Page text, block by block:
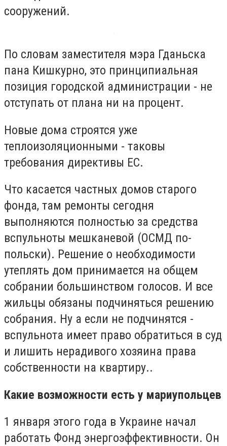
сооружений.
По словам заместителя мэра Гданьска
пана Кишкурно, это принципиальная
позиция городской администрации - не
отступать от плана ни на процент.
Новые дома строятся уже
теплоизоляционными - таковы
требования директивы ЕС.
Что касается частных домов старого
фонда, там ремонты сегодня
выполняются полностью за средства
вспульноты мешканевой (ОСМД по-
польски). Решение о необходимости
утеплять дом принимается на общем
собрании большинством голосов. И все
жильцы обязаны подчиняться решению
собрания. Ну а если не подчинятся -
вспульнота имеет право обратиться в суд
и лишить нерадивого хозяина права
собственности на квартиру..
Какие возможности есть у мариупольцев
1 января этого года в Украине начал
работать Фонд энергоэффективности. Он